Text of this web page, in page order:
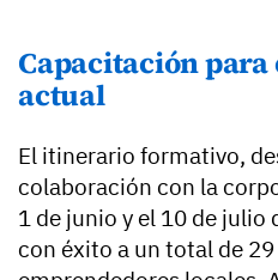
Capacitación para
actual
El itinerario formativo,
colaboración con la
1 de junio y el 10 de julio
con éxito a un total de 29